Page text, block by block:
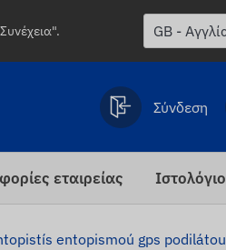
Σύνδεση
εταιρείας Ιστολόγιο
entopismoú gps podilátou